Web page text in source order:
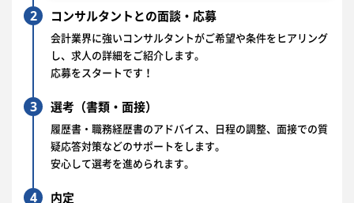
2 コンサルタントとの面談・応募
会計業界に強いコンサルタントがご希望や条件をヒアリング
し、求人の詳細をご紹介します。
応募をスタートです！
3 選考（書類・面接）
履歴書・職務経歴書のアドバイス、日程の調整、面接での質
疑応答対策などのサポートをします。
安心して選考を進められます。
4 内定